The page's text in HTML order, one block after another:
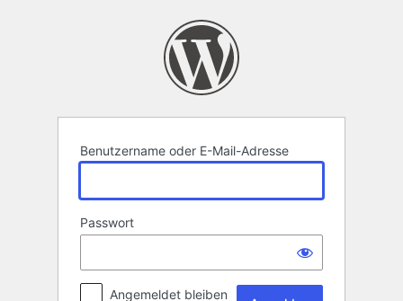
Benutzername oder E-Mail-Adresse
Passwort
Angemeldet bleiben